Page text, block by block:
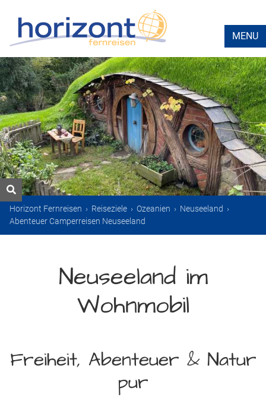
MENU
Horizont Fernreisen › Reiseziele › Ozeanien › Neuseeland ›
Abenteuer Camperreisen Neuseeland
Neuseeland im
Wohnmobil
Freiheit, Abenteuer & Natur
pur